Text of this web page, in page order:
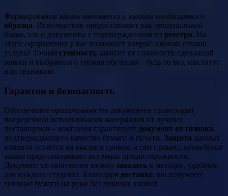
Формирование заказа начинается с выбора необходимого
образца. Исполнители предоставляют как оригинальный
бланк, так и документы с подтверждением из реестра. На
этапе оформления у вас возникнет вопрос: сколько стоит
услуга? Точная стоимость зависит от сложности сделанной
заявки и выбранного уровня обучения – будь то вуз, институт
или техникум.
Гарантии и безопасность
Обеспечение оригинальности документов происходит
посредством использования материалов от лучших
поставщиков – компания гарантирует документ от гознака,
подтверждающего качество бумаги и печати. Защита данных
клиента остаётся на высшем уровне, а сам процесс проведения
заказа предусматривает все меры предосторожности.
Документ об окончании можно заказать в методах, удобных
для каждого студента. Благодаря доставке, вы получаете
готовые бумаги на руки без лишних хлопот.